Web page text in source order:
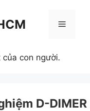
Menu
của con người.
D-DIMER